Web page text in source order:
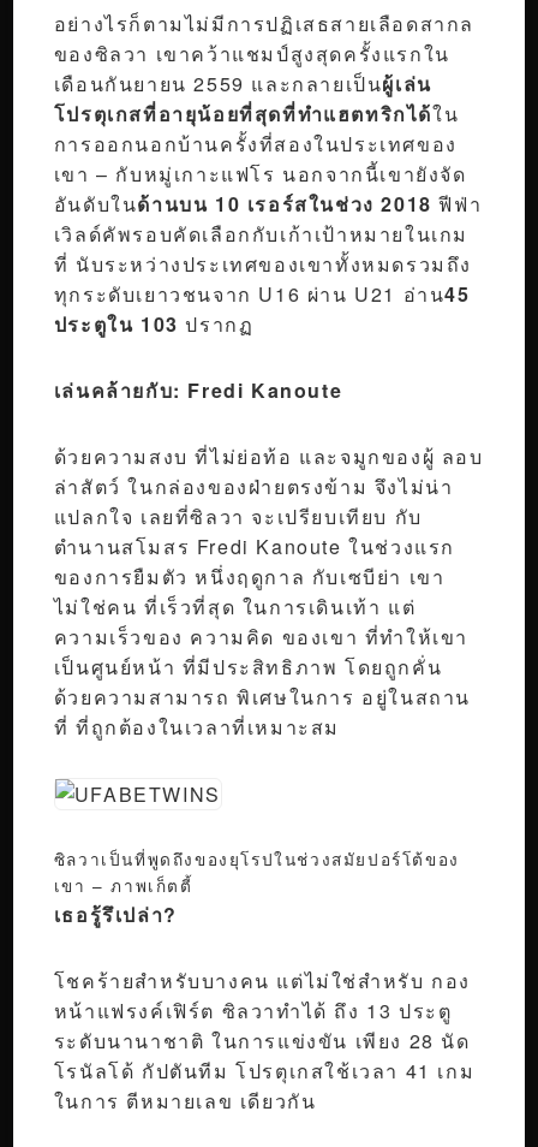
อย่างไรก็ตามไม่มีการปฏิเสธสายเลือดสากล
ของซิลวา เขาคว้าแชมป์สูงสุดครั้งแรกใน
เดือนกันยายน 2559 และกลายเป็นผู้เล่น
โปรตุเกสที่อายุน้อยที่สุดที่ทำแฮตทริกได้ใน
การออกนอกบ้านครั้งที่สองในประเทศของ
เขา – กับหมู่เกาะแฟโร นอกจากนี้เขายังจัด
อันดับในด้านบน 10 เรอร์สในช่วง 2018ฟีฟ่า
เวิลด์คัพรอบคัดเลือกกับเก้าเป้าหมายในเกม
ที่ นับระหว่างประเทศของเขาทั้งหมดรวมถึง
ทุกระดับเยาวชนจาก U16 ผ่าน U21 อ่าน45
ประตูใน 103ปรากฏ
เล่นคล้ายกับ: Fredi Kanoute
ด้วยความสงบ ที่ไม่ย่อท้อ และจมูกของผู้ ลอบ
ล่าสัตว์ ในกล่องของฝ่ายตรงข้าม จึงไม่น่า
แปลกใจ เลยที่ซิลวา จะเปรียบเทียบ กับ
ตำนานสโมสร Fredi Kanoute ในช่วงแรก
ของการยืมตัว หนึ่งฤดูกาล กับเซบีย่า เขา
ไม่ใช่คน ที่เร็วที่สุด ในการเดินเท้า แต่
ความเร็วของ ความคิด ของเขา ที่ทำให้เขา
เป็นศูนย์หน้า ที่มีประสิทธิภาพ โดยถูกคั่น
ด้วยความสามารถ พิเศษในการ อยู่ในสถาน
ที่ ที่ถูกต้องในเวลาที่เหมาะสม
ซิลวาเป็นที่พูดถึงของยุโรปในช่วงสมัยปอร์โต้ของ
เขา– ภาพเก็ตตี้
เธอรู้รึเปล่า?
โชคร้ายสำหรับบางคน แต่ไม่ใช่สำหรับ กอง
หน้าแฟรงค์เฟิร์ต ซิลวาทำได้ ถึง 13 ประตู
ระดับนานาชาติ ในการแข่งขัน เพียง 28 นัด
โรนัลโด้ กัปตันทีม โปรตุเกสใช้เวลา 41 เกม
ในการ ตีหมายเลข เดียวกัน